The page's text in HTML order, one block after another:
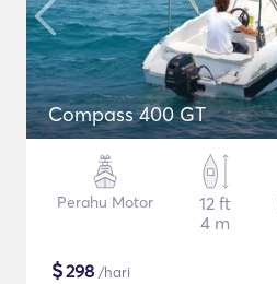
Compass 400 GT
Perahu Motor
12 ft
4 m
$298 /hari